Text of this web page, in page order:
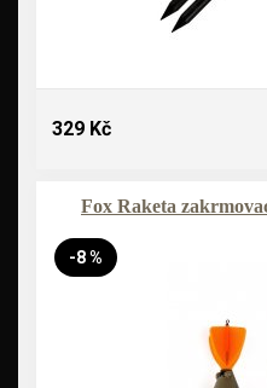
329 Kč
Fox Raketa
-8 %